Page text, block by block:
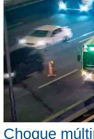
Choque